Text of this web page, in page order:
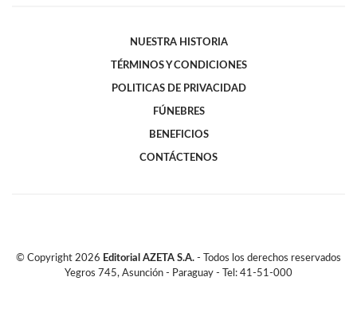
NUESTRA HISTORIA
TÉRMINOS Y CONDICIONES
POLITICAS DE PRIVACIDAD
FÚNEBRES
BENEFICIOS
CONTÁCTENOS
© Copyright 2026 Editorial AZETA S.A. - Todos los derechos reservados
Yegros 745, Asunción - Paraguay - Tel: 41-51-000